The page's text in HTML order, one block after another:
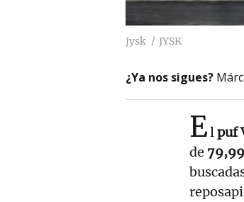
Jysk JYSK
¿Ya nos sigues?
Elpuf
de